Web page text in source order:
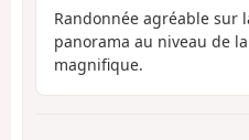
Randonnée agréable sur
panorama au niveau de
magnifique.